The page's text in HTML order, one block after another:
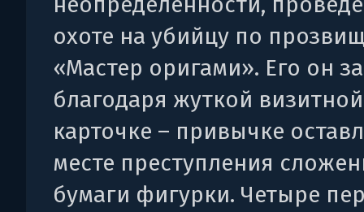
охоте на убийцу по
«Мастер оригами». Его он
благодаря жуткой визитной
карточке – привычке
месте преступления
бумаги фигурки. Четыре